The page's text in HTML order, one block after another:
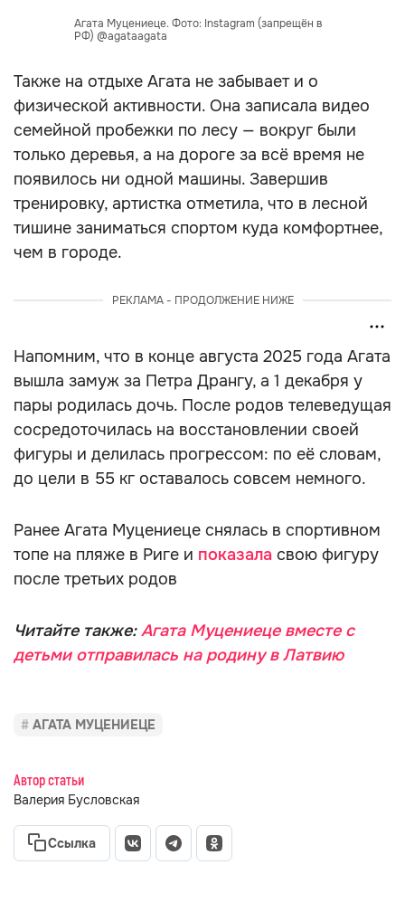
Агата Муцениеце. Фото: Instagram (запрещён в
РФ) @agataagata
Также на отдыхе Агата не забывает и о
физической активности. Она записала видео
семейной пробежки по лесу — вокруг были
только деревья, а на дороге за всё время не
появилось ни одной машины. Завершив
тренировку, артистка отметила, что в лесной
тишине заниматься спортом куда комфортнее,
чем в городе.
РЕКЛАМА - ПРОДОЛЖЕНИЕ НИЖЕ
Напомним, что в конце августа 2025 года Агата
вышла замуж за Петра Дрангу, а 1 декабря у
пары родилась дочь. После родов телеведущая
сосредоточилась на восстановлении своей
фигуры и делилась прогрессом: по её словам,
до цели в 55 кг оставалось совсем немного.
Ранее Агата Муцениеце снялась в спортивном
топе на пляже в Риге и показала свою фигуру
после третьих родов
Читайте также:Агата Муцениеце вместе с
детьми отправилась на родину в Латвию
АГАТА МУЦЕНИЕЦЕ
Автор статьи
Валерия Бусловская
Ссылка